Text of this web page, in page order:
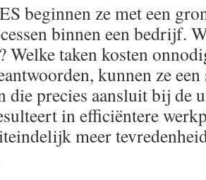
beginnen ze met een
binnen een bedrijf.
Welke taken kosten
kunnen ze
die precies aansluit bij de
in efficiëntere
meer